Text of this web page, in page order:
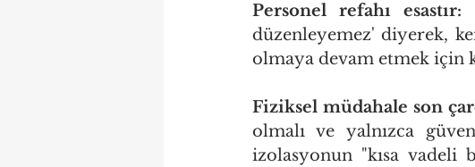
Personel refahı esastır:
düzenleyemez' diyerek,
olmaya devam etmek
Fiziksel müdahale son
olmalı ve yalnızca
izolasyonun "kısa